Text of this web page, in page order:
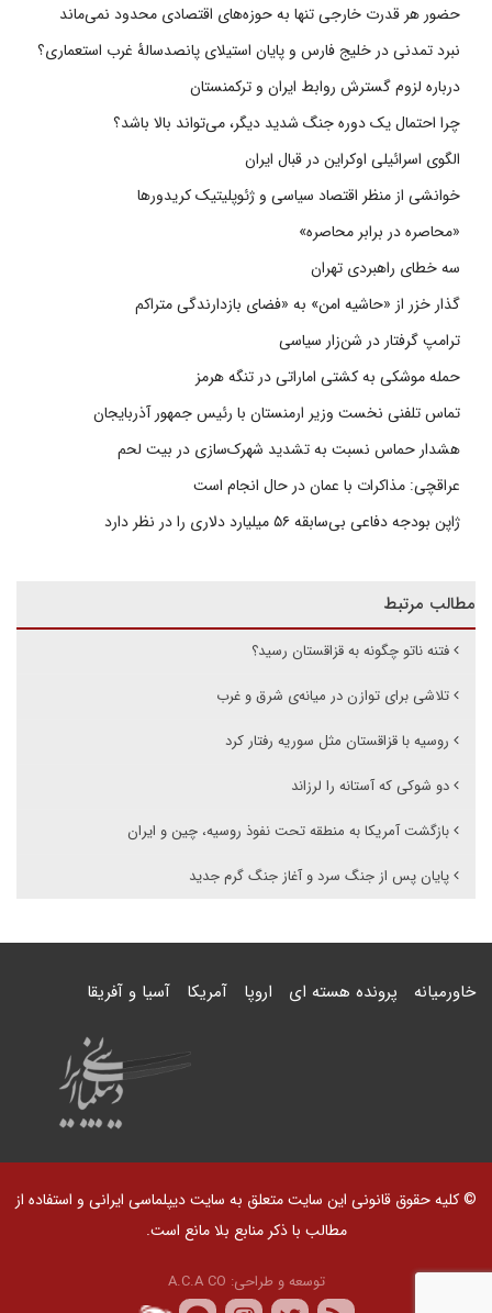
حضور هر قدرت خارجی تنها به حوزه‌های اقتصادی محدود نمی‌ماند
نبرد تمدنی در خلیج فارس و پایان استیلای پانصدسالۀ غرب استعماری؟
درباره لزوم گسترش روابط ایران و ترکمنستان
چرا احتمال یک دوره جنگ شدید دیگر، می‌تواند بالا باشد؟
الگوی اسرائیلی اوکراین در قبال ایران
خوانشی از منظر اقتصاد سیاسی و ژئوپلیتیک کریدورها
«محاصره در برابر محاصره»
سه خطای راهبردی تهران
گذار خزر از «حاشیه امن» به «فضای بازدارندگی متراکم
ترامپ گرفتار در شن‌زار سیاسی
حمله موشکی به کشتی اماراتی در تنگه هرمز
تماس تلفنی نخست وزیر ارمنستان با رئیس جمهور آذربایجان
هشدار حماس نسبت به تشدید شهرک‌سازی در بیت‌ لحم
عراقچی: مذاکرات با عمان در حال انجام است
ژاپن بودجه دفاعی بی‌سابقه ۵۶ میلیارد دلاری را در نظر دارد
مطالب مرتبط
فتنه ناتو چگونه به قزاقستان رسید؟
تلاشی برای توازن در میانه‌ی شرق و غرب
روسیه با قزاقستان مثل سوریه رفتار کرد
دو شوکی که آستانه را لرزاند
بازگشت آمریکا به منطقه تحت نفوذ روسیه، چین و ایران
پایان پس از جنگ سرد و آغاز جنگ گرم جدید
خاورمیانه پرونده هسته ای اروپا آمریکا آسیا و آفریقا
© کلیه حقوق قانونی این سایت متعلق به سایت دیپلماسی ایرانی و استفاده از
مطالب با ذکر منابع بلا مانع است.
توسعه و طراحی: A.C.A CO